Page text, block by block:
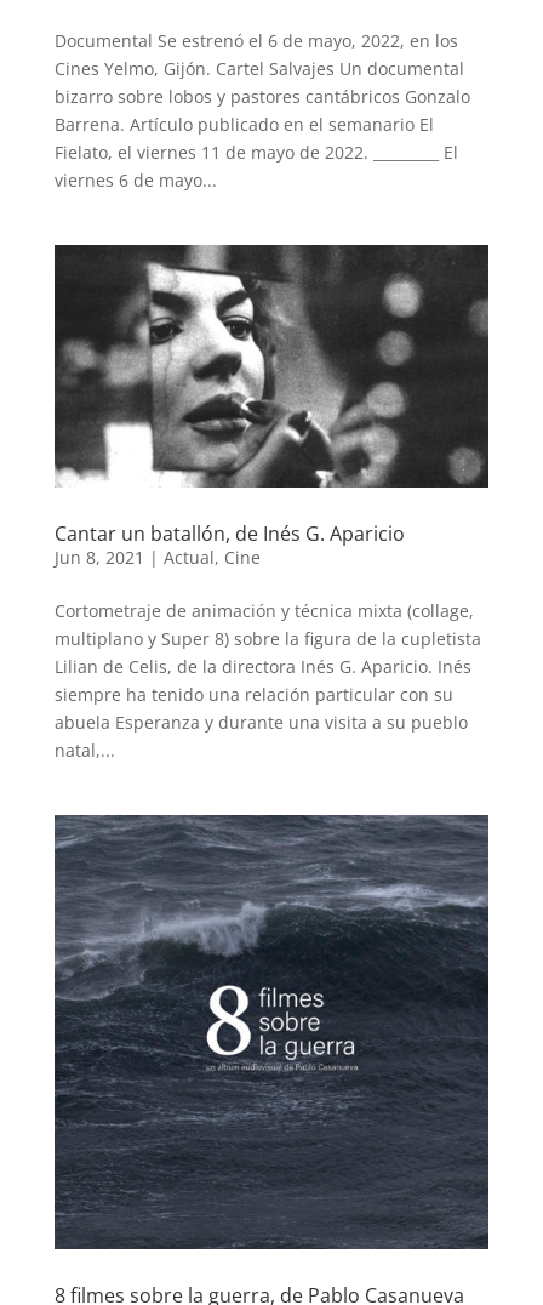
Documental Se estrenó el 6 de mayo, 2022, en los
Cines Yelmo, Gijón. Cartel Salvajes Un documental
bizarro sobre lobos y pastores cantábricos Gonzalo
Barrena. Artículo publicado en el semanario El
Fielato, el viernes 11 de mayo de 2022. _________ El
viernes 6 de mayo...
Cantar un batallón, de Inés G. Aparicio
Jun 8, 2021 | Actual, Cine
Cortometraje de animación y técnica mixta (collage,
multiplano y Super 8) sobre la figura de la cupletista
Lilian de Celis, de la directora Inés G. Aparicio. Inés
siempre ha tenido una relación particular con su
abuela Esperanza y durante una visita a su pueblo
natal,...
8 filmes sobre la guerra, de Pablo Casanueva